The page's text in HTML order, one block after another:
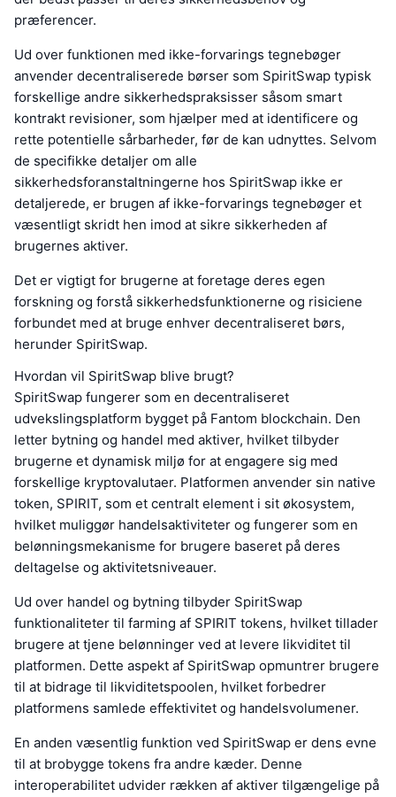
præferencer.
Ud over funktionen med ikke-forvarings tegnebøger
anvender decentraliserede børser som SpiritSwap typisk
forskellige andre sikkerhedspraksisser såsom smart
kontrakt revisioner, som hjælper med at identificere og
rette potentielle sårbarheder, før de kan udnyttes. Selvom
de specifikke detaljer om alle
sikkerhedsforanstaltningerne hos SpiritSwap ikke er
detaljerede, er brugen af ikke-forvarings tegnebøger et
væsentligt skridt hen imod at sikre sikkerheden af
brugernes aktiver.
Det er vigtigt for brugerne at foretage deres egen
forskning og forstå sikkerhedsfunktionerne og risiciene
forbundet med at bruge enhver decentraliseret børs,
herunder SpiritSwap.
Hvordan vil SpiritSwap blive brugt?
SpiritSwap fungerer som en decentraliseret
udvekslingsplatform bygget på Fantom blockchain. Den
letter bytning og handel med aktiver, hvilket tilbyder
brugerne et dynamisk miljø for at engagere sig med
forskellige kryptovalutaer. Platformen anvender sin native
token, SPIRIT, som et centralt element i sit økosystem,
hvilket muliggør handelsaktiviteter og fungerer som en
belønningsmekanisme for brugere baseret på deres
deltagelse og aktivitetsniveauer.
Ud over handel og bytning tilbyder SpiritSwap
funktionaliteter til farming af SPIRIT tokens, hvilket tillader
brugere at tjene belønninger ved at levere likviditet til
platformen. Dette aspekt af SpiritSwap opmuntrer brugere
til at bidrage til likviditetspoolen, hvilket forbedrer
platformens samlede effektivitet og handelsvolumener.
En anden væsentlig funktion ved SpiritSwap er dens evne
til at brobygge tokens fra andre kæder. Denne
interoperabilitet udvider rækken af aktiver tilgængelige på